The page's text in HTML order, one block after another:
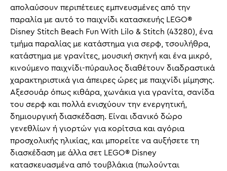
απολαύσουν περιπέτειες εμπνευσμένες από την
παραλία με αυτό το παιχνίδι κατασκευής LEGO®
Disney Stitch Beach Fun With Lilo & Stitch (43280), ένα
τμήμα παραλίας με κατάστημα για σερφ, τσουλήθρα,
κατάστημα με γρανίτες, μουσική σκηνή και ένα μικρό,
κινούμενο παιχνίδι-πύραυλος διαθέτουν διαδραστικά
χαρακτηριστικά για άπειρες ώρες με παιχνίδι μίμησης.
Αξεσουάρ όπως κιθάρα, χωνάκια για γρανίτα, σανίδα
του σερφ και πολλά ενισχύουν την ενεργητική,
δημιουργική διασκέδαση. Είναι ιδανικό δώρο
γενεθλίων ή γιορτών για κορίτσια και αγόρια
προσχολικής ηλικίας, και μπορείτε να αυξήσετε τη
διασκέδαση με άλλα σετ LEGO® Disney
κατασκευασμένα από τουβλάκια (πωλούνται